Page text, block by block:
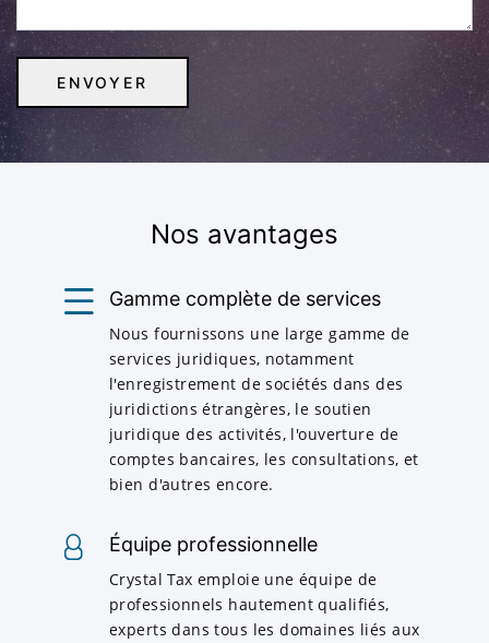
Nos avantages
Gamme complète de services
Nous fournissons une large gamme de
services juridiques, notamment
l'enregistrement de sociétés dans des
juridictions étrangères, le soutien
juridique des activités, l'ouverture de
comptes bancaires, les consultations, et
bien d'autres encore.
Équipe professionnelle
Crystal Tax emploie une équipe de
professionnels hautement qualifiés,
experts dans tous les domaines liés aux